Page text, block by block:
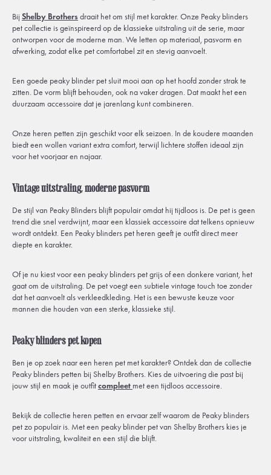
Bij Shelby Brothers draait het om stijl met karakter. Onze Peaky blinders
pet collectie is geïnspireerd op de klassieke uitstraling uit de serie, maar
ontworpen voor de moderne man. We letten op materiaal, pasvorm en
afwerking, zodat elke pet comfortabel zit en stevig aanvoelt.
Een goede peaky blinder pet sluit mooi aan op het hoofd zonder strak te
zitten. De vorm blijft behouden, ook na vaker dragen. Dat maakt het een
duurzaam accessoire dat je jarenlang kunt combineren.
Onze heren petten zijn geschikt voor elk seizoen. In de koudere maanden
biedt een wollen variant extra comfort, terwijl lichtere stoffen ideaal zijn
voor het voorjaar en najaar.
Vintage uitstraling, moderne pasvorm
De stijl van Peaky Blinders blijft populair omdat hij tijdloos is. De pet is geen
trend die snel verdwijnt, maar een klassiek accessoire dat telkens opnieuw
wordt ontdekt. Een Peaky blinders pet heren geeft je outfit direct meer
diepte en karakter.
Of je nu kiest voor een peaky blinders pet grijs of een donkere variant, het
gaat om de uitstraling. De pet voegt een subtiele vintage touch toe zonder
dat het aanvoelt als verkleedkleding. Het is een bewuste keuze voor
mannen die houden van een sterke, klassieke stijl.
Peaky blinders pet kopen
Ben je op zoek naar een heren pet met karakter? Ontdek dan de collectie
Peaky blinders petten bij Shelby Brothers. Kies de uitvoering die past bij
jouw stijl en maak je outfitcompleet met een tijdloos accessoire.
Bekijk de collectie heren petten en ervaar zelf waarom de Peaky blinders
pet zo populair is. Met een peaky blinder pet van Shelby Brothers kies je
voor uitstraling, kwaliteit en een stijl die blijft.